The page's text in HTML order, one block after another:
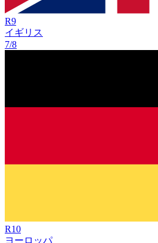
R9
イギリス
7/8
R10
ヨーロッパ